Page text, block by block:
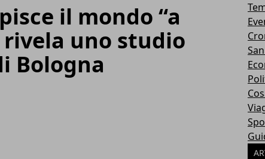
il mondo “a
uno studio
Bologna